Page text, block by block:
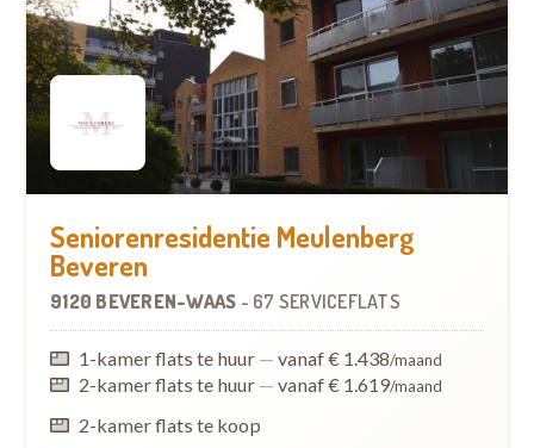
Seniorenresidentie Meulenberg
Beveren
9120 BEVEREN-WAAS - 67 SERVICEFLATS
1-kamer flats te huur — vanaf € 1.438/maand
2-kamer flats te huur — vanaf € 1.619/maand
2-kamer flats te koop